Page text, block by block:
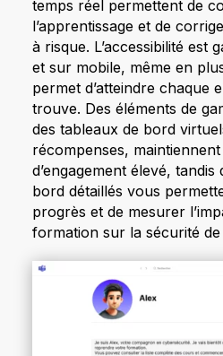
temps réel permettent de
l’apprentissage et de
à risque. L’accessibilité est
et sur mobile, même en
permet d’atteindre chaque
trouve. Des éléments de
des tableaux de bord
récompenses,
d’engagement élevé,
bord détaillés vous
progrès et de mesurer
formation sur la sécurité de